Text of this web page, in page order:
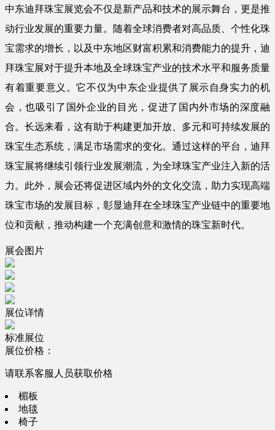
中东迪拜珠宝展览会不仅是新产品和技术的展示舞台，更是推
动行业发展的重要力量。随着全球消费者对高品质、个性化珠
宝需求的增长，以及中东地区财富积累和消费能力的提升，迪
拜珠宝展对于提升本地及全球珠宝产业的技术水平和服务质量
有着重要意义。它不仅为中东企业提供了展示自身实力的机
会，也吸引了国外企业的目光，促进了国内外市场的深度融
合。长远来看，这有助于构建更加开放、多元和可持续发展的
珠宝生态系统，满足市场需求的变化。通过这样的平台，迪拜
珠宝展将继续引领行业发展潮流，为全球珠宝产业注入新的活
力。此外，展会还将促进区域内外的文化交流，助力实现高端
珠宝市场的发展目标，彰显迪拜在全球珠宝产业链中的重要地
位和贡献，推动构建一个充满创意和激情的珠宝新时代。
展会图片
展位详情
标准展位
展位价格：
请联系客服人员获取价格
楣板
地毯
椅子